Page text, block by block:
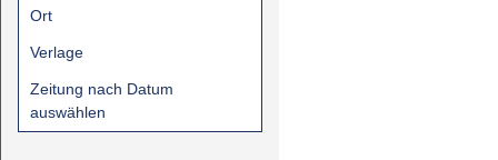
Ort
Verlage
Zeitung nach Datum
auswählen